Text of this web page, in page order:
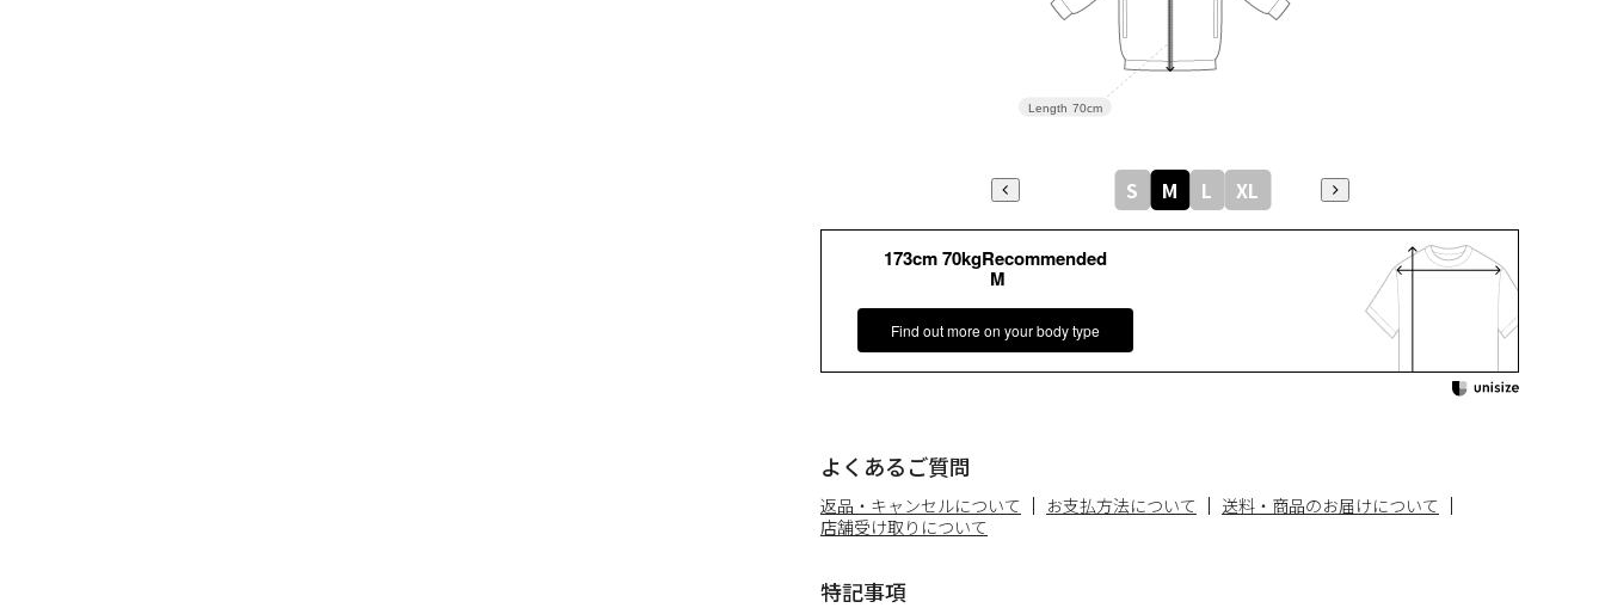
よくあるご質問
返品・キャンセルについて お支払方法について
送料・商品のお届けについて
店舗受け取りについて
特記事項
173cm 70kgRecommended
M
Find out more on your body type
Length 70cm
S M L XL